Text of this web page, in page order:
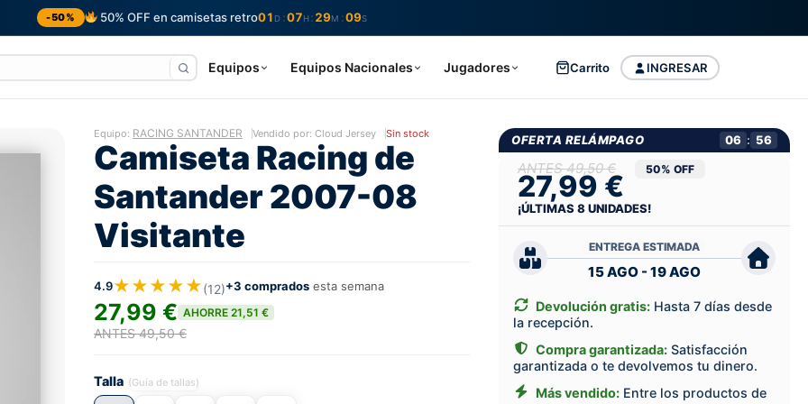
-50% 50% OFF en camisetas retro01 D :07H : 29M :08S
Equipos Equipos Nacionales Jugadores INGRESAR
Carrito
Equipo: RACING SANTANDER Vendido por: Cloud Jersey Sin stock
Camiseta Racing de
Santander 2007-08
Visitante
4.9★★★★★(12)+3 comprados esta semana
27,99 € AHORRE 21,51 €
ANTES 49,50 €
Talla (Guía de tallas)
OFERTA RELÁMPAGO 06 : 55
49,50 €
27,99 € 50% OFF
¡ÚLTIMAS8UNIDADES!
ENTREGA ESTIMADA
15 AGO - 19 AGO
Devolución gratis: Hasta 7 días desde
la recepción.
Compra garantizada: Satisfacción
garantizada o te devolvemos tu dinero.
Más vendido: Entre los productos de